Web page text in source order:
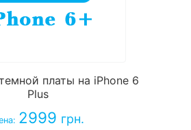
платы на iPhone 6
Plus
2999 грн.